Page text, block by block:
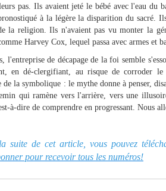
pas. Ils avaient jeté le bébé avec l'eau du
à la légère la disparition du sacré.
la religion. Ils n'avaient pas vu monter la
Harvey Cox, lequel passa avec armes et
l'entreprise de décapage de la foi semble
en dé-clergifiant, au risque de corroder
de la symbolique : le mythe donne à penser,
qui ramène vers l'arrière, vers une
à-dire de comprendre en progressant. Nous
suite de cet article, vous pouvez
pour recevoir tous les numéros!